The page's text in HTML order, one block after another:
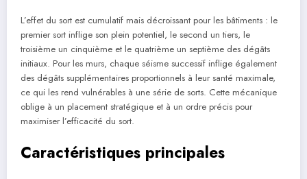
L’effet du sort est cumulatif mais décroissant pour les bâtiments : le
premier sort inflige son plein potentiel, le second un tiers, le
troisième un cinquième et le quatrième un septième des dégâts
initiaux. Pour les murs, chaque séisme successif inflige également
des dégâts supplémentaires proportionnels à leur santé maximale,
ce qui les rend vulnérables à une série de sorts. Cette mécanique
oblige à un placement stratégique et à un ordre précis pour
maximiser l’efficacité du sort.
Caractéristiques principales